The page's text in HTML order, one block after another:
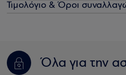
Τιμολόγιο & Όροι
Όλα για την